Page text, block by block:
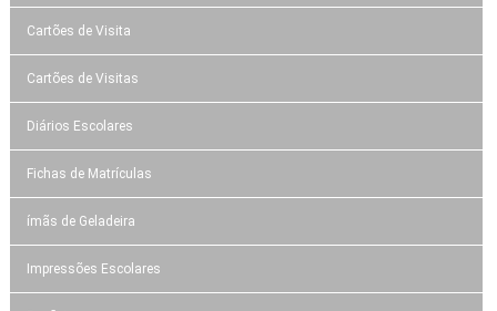
Cartões de Visita
Cartões de Visitas
Diários Escolares
Fichas de Matrículas
ímãs de Geladeira
Impressões Escolares